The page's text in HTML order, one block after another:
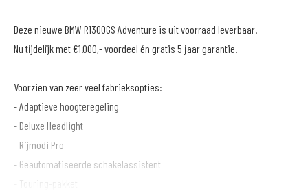
Deze nieuwe BMW R1300GS Adventure is uit voorraad leverbaar!
Nu tijdelijk met €1.000,- voordeel én gratis 5 jaar garantie!
Voorzien van zeer veel fabrieksopties:
- Adaptieve hoogteregeling
- Deluxe Headlight
- Rijmodi Pro
- Geautomatiseerde schakelassistent
- Touring-pakket